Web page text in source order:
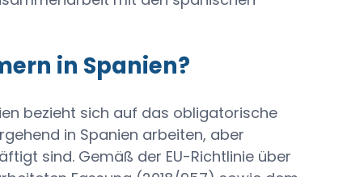
in Spanien?
bezieht sich auf das obligatorische
in Spanien arbeiten, aber
sind. Gemäß der EU-Richtlinie über